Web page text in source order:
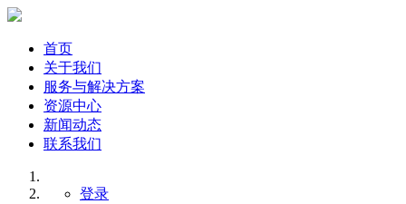
首页
关于我们
服务与解决方案
资源中心
新闻动态
联系我们
登录